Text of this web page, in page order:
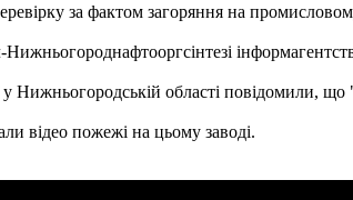
за фактом загоряння на
Нижньогородській області повідомили, що
відео пожежі на цьому заводі.